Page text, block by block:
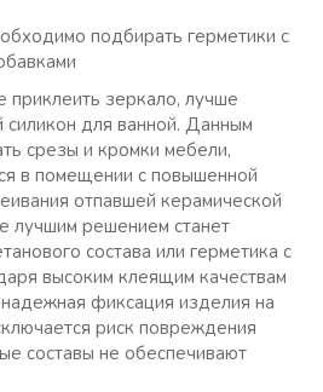
подбирать герметики с
приклеить зеркало, лучше
силикон для ванной. Данным
срезы и кромки мебели,
в помещении с повышенной
отпавшей керамической
лучшим решением станет
состава или герметика с
высоким клеящим качествам
фиксация изделия на
риск повреждения
составы не обеспечивают